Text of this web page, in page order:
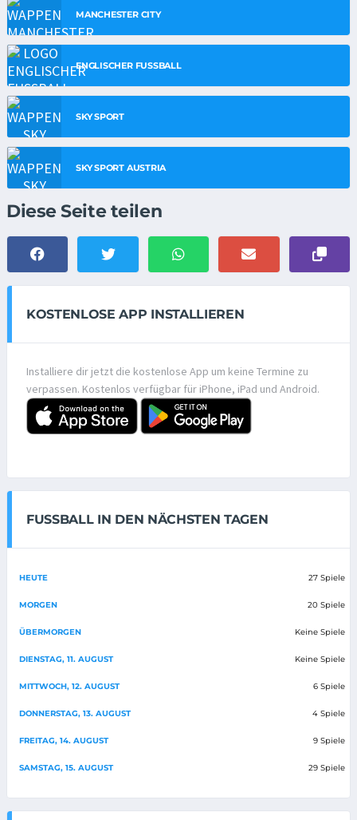
MANCHESTER CITY
ENGLISCHER FUSSBALL
SKY SPORT
SKY SPORT AUSTRIA
Diese Seite teilen
KOSTENLOSE APP INSTALLIEREN
Installiere dir jetzt die kostenlose App um keine Termine zu
verpassen. Kostenlos verfügbar für iPhone, iPad und Android.
FUSSBALL IN DEN NÄCHSTEN TAGEN
HEUTE 27 Spiele
MORGEN 20 Spiele
ÜBERMORGEN Keine Spiele
DIENSTAG, 11. AUGUST Keine Spiele
MITTWOCH, 12. AUGUST 6 Spiele
DONNERSTAG, 13. AUGUST 4 Spiele
FREITAG, 14. AUGUST 9 Spiele
SAMSTAG, 15. AUGUST 29 Spiele